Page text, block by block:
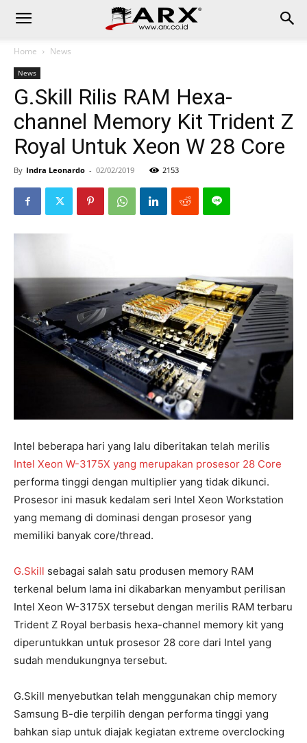
Home News
News
G.Skill Rilis RAM Hexa-
channel Memory Kit Trident Z
Royal Untuk Xeon W 28 Core
By Indra Leonardo - 02/02/2019 2153
Intel beberapa hari yang lalu diberitakan telah merilis
Intel Xeon W-3175X yang merupakan prosesor 28 Core
performa tinggi dengan multiplier yang tidak dikunci.
Prosesor ini masuk kedalam seri Intel Xeon Workstation
yang memang di dominasi dengan prosesor yang
memiliki banyak core/thread.
G.Skill sebagai salah satu produsen memory RAM
terkenal belum lama ini dikabarkan menyambut perilisan
Intel Xeon W-3175X tersebut dengan merilis RAM terbaru
Trident Z Royal berbasis hexa-channel memory kit yang
diperuntukkan untuk prosesor 28 core dari Intel yang
sudah mendukungnya tersebut.
G.Skill menyebutkan telah menggunakan chip memory
Samsung B-die terpilih dengan performa tinggi yang
bahkan siap untuk diajak kegiatan extreme overclocking